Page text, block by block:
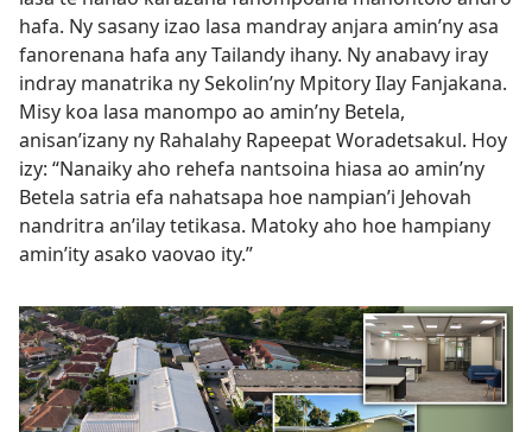
hafa. Ny sasany izao lasa mandray anjara amin’ny asa
fanorenana hafa any Tailandy ihany. Ny anabavy iray
indray manatrika ny Sekolin’ny Mpitory Ilay Fanjakana.
Misy koa lasa manompo ao amin’ny Betela,
anisan’izany ny Rahalahy Rapeepat Woradetsakul. Hoy
izy: “Nanaiky aho rehefa nantsoina hiasa ao amin’ny
Betela satria efa nahatsapa hoe nampian’i Jehovah
nandritra an’ilay tetikasa. Matoky aho hoe hampiany
amin’ity asako vaovao ity.”